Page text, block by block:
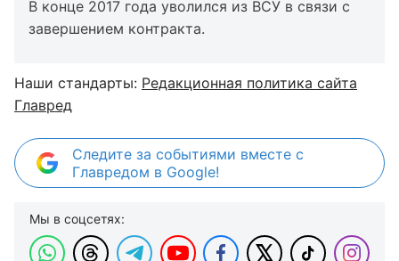
В конце 2017 года уволился из ВСУ в связи с
завершением контракта.
Наши стандарты: Редакционная политика сайта
Главред
Следите за событиями вместе с
Главредом в Google!
Мы в соцсетях: